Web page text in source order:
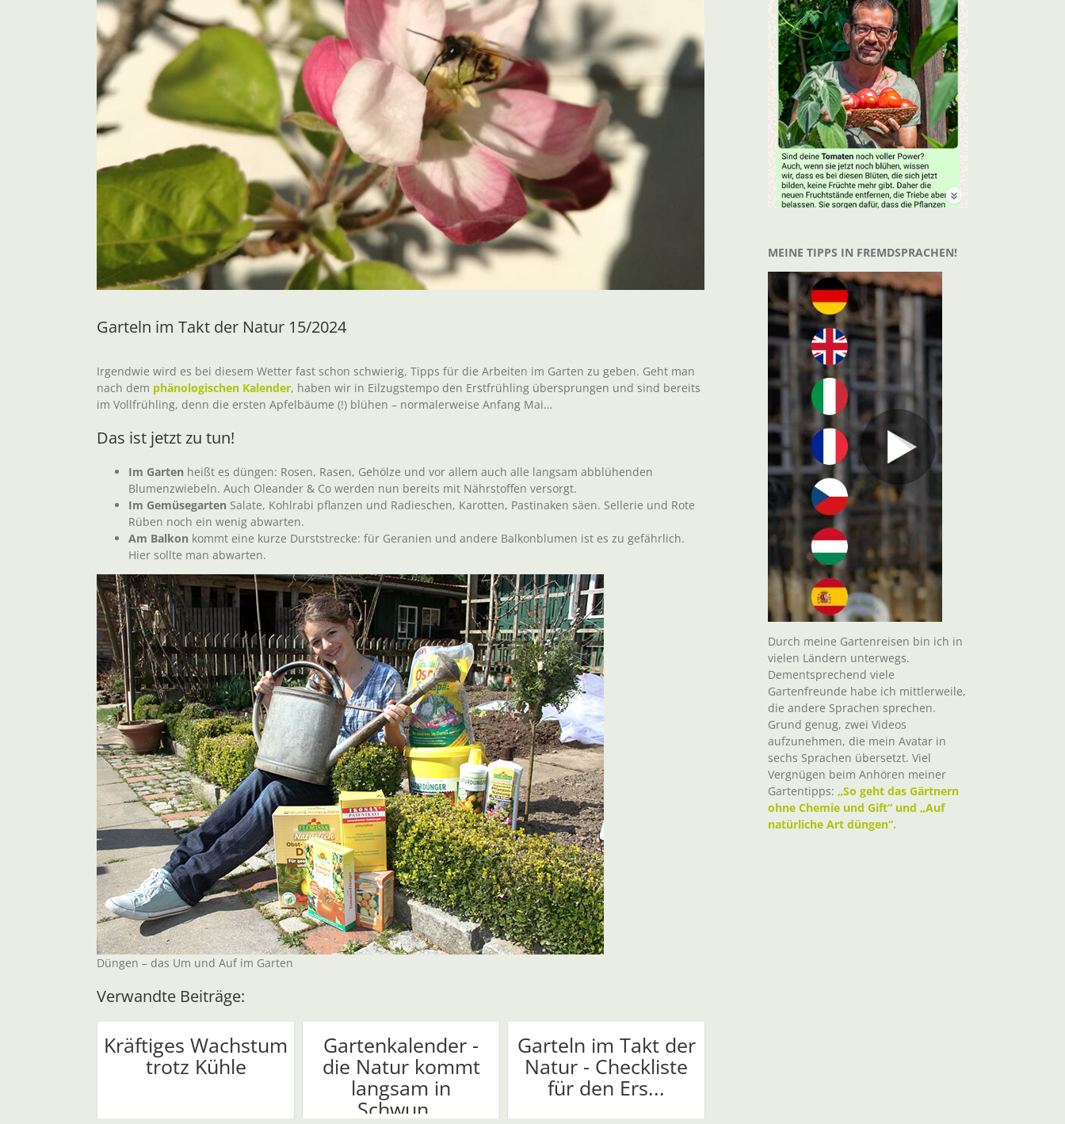
Garteln im Takt der Natur 15/2024
Irgendwie wird es bei diesem Wetter fast schon schwierig, Tipps für die Arbeiten im Garten zu geben. Geht man
nach dem phänologischen Kalender, haben wir in Eilzugstempo den Erstfrühling übersprungen und sind bereits
im Vollfrühling, denn die ersten Apfelbäume (!) blühen – normalerweise Anfang Mai…
Das ist jetzt zu tun!
Im Garten heißt es düngen: Rosen, Rasen, Gehölze und vor allem auch alle langsam abblühenden
Blumenzwiebeln. Auch Oleander & Co werden nun bereits mit Nährstoffen versorgt.
Im Gemüsegarten Salate, Kohlrabi pflanzen und Radieschen, Karotten, Pastinaken säen. Sellerie und Rote
Rüben noch ein wenig abwarten.
Am Balkon kommt eine kurze Durststrecke: für Geranien und andere Balkonblumen ist es zu gefährlich.
Hier sollte man abwarten.
Düngen – das Um und Auf im Garten
Verwandte Beiträge:
Kräftiges Wachstum
trotz Kühle
Gartenkalender -
die Natur kommt
langsam in
Schwun...
Garteln im Takt der
Natur - Checkliste
für den Ers...
MEINE TIPPS IN FREMDSPRACHEN!
Durch meine Gartenreisen bin ich in
vielen Ländern unterwegs.
Dementsprechend viele
Gartenfreunde habe ich mittlerweile,
die andere Sprachen sprechen.
Grund genug, zwei Videos
aufzunehmen, die mein Avatar in
sechs Sprachen übersetzt. Viel
Vergnügen beim Anhören meiner
Gartentipps: „So geht das Gärtnern
ohne Chemie und Gift“ und „Auf
natürliche Art düngen“.